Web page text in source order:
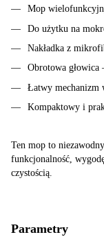
Mop
Do użytku na
Nakładka z
Obrotowa głowica
Łatwy mechanizm
Kompaktowy i
Ten mop to
funkcjonalność,
czystością.
Parametry